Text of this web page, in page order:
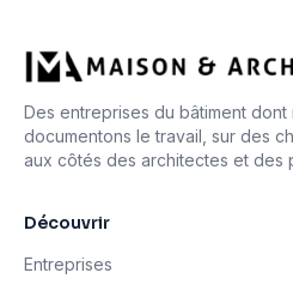
Des entreprises du bâtiment dont
documentons le travail, sur des
aux côtés des architectes et des
Découvrir
Entreprises